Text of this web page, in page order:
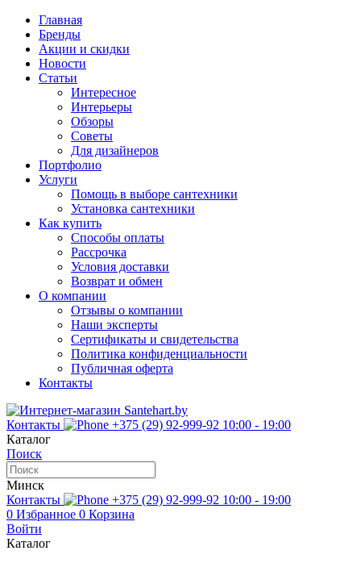
Главная
Бренды
Акции и скидки
Новости
Статьи
Интересное
Интерьеры
Обзоры
Советы
Для дизайнеров
Портфолио
Услуги
Помощь в выборе сантехники
Установка сантехники
Как купить
Способы оплаты
Рассрочка
Условия доставки
Возврат и обмен
О компании
Отзывы о компании
Наши эксперты
Сертификаты и свидетельства
Политика конфиденциальности
Публичная оферта
Контакты
Контакты +375 (29) 92-999-92 10:00 - 19:00
Каталог
Поиск
Минск
Контакты
+375 (29) 92-999-92 10:00 - 19:00
0 Избранное 0 Корзина
Войти
Каталог